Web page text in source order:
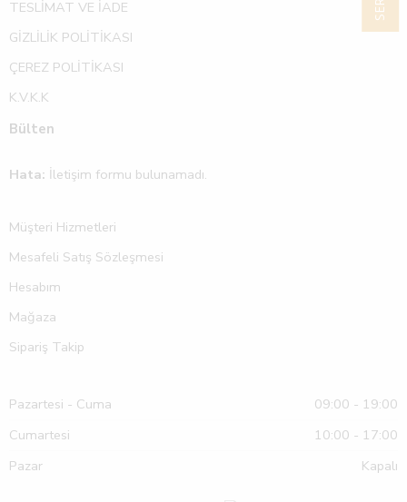
TESLİMAT VE İADE
GİZLİLİK POLİTİKASI
ÇEREZ POLİTİKASI
K.V.K.K
Bülten
Hata: İletişim formu bulunamadı.
Müşteri Hizmetleri
Mesafeli Satış Sözleşmesi
Hesabım
Mağaza
Sipariş Takip
Pazartesi - Cuma
09:00 - 19:00
Cumartesi
10:00 - 17:00
Pazar
Kapalı